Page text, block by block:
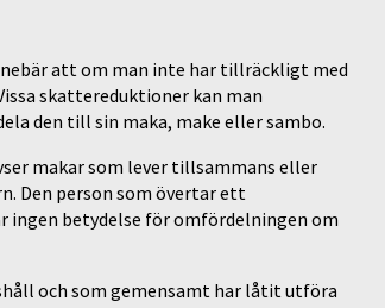
att om man inte har tillräckligt med
skattereduktioner kan man
den till sin maka, make eller sambo.
makar som lever tillsammans eller
Den person som övertar ett
betydelse för omfördelningen om
och som gemensamt har låtit utföra